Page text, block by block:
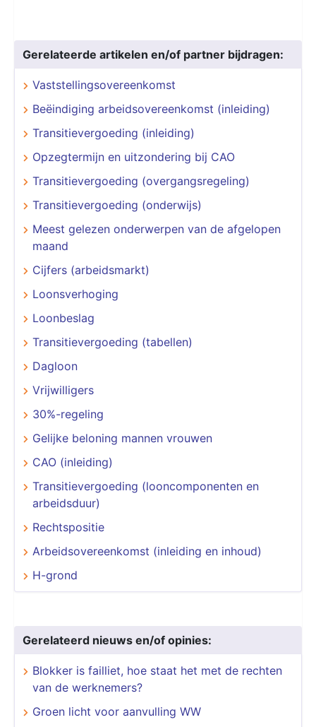
Gerelateerde artikelen en/of partner bijdragen:
Vaststellingsovereenkomst
Beëindiging arbeidsovereenkomst (inleiding)
Transitievergoeding (inleiding)
Opzegtermijn en uitzondering bij CAO
Transitievergoeding (overgangsregeling)
Transitievergoeding (onderwijs)
Meest gelezen onderwerpen van de afgelopen
maand
Cijfers (arbeidsmarkt)
Loonsverhoging
Loonbeslag
Transitievergoeding (tabellen)
Dagloon
Vrijwilligers
30%-regeling
Gelijke beloning mannen vrouwen
CAO (inleiding)
Transitievergoeding (looncomponenten en
arbeidsduur)
Rechtspositie
Arbeidsovereenkomst (inleiding en inhoud)
H-grond
Gerelateerd nieuws en/of opinies:
Blokker is failliet, hoe staat het met de rechten
van de werknemers?
Groen licht voor aanvulling WW